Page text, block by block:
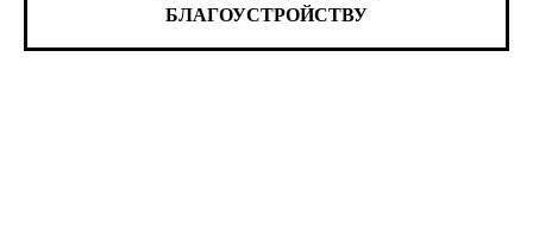
БЛАГОУСТРОЙСТВУ